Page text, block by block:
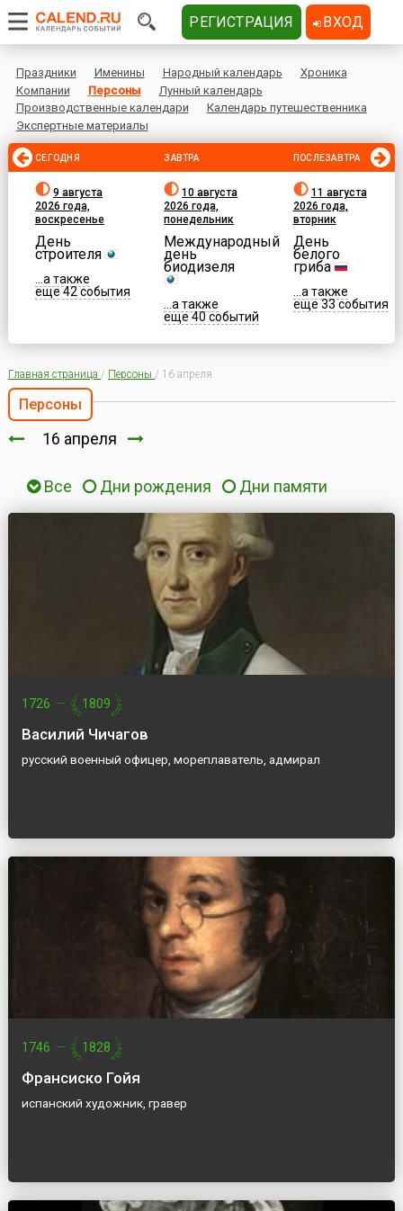
Праздники Именины Народный календарь
Хроника
Компании
Персоны
Лунный календарь
Производственные календари
Календарь путешественника
Экспертные материалы
СЕГОДНЯ
9 августа
2026 года,
воскресенье
День
строителя
...а также
еще 42 события
ЗАВТРА
10 августа
2026 года,
понедельник
Международный
день
биодизеля
...а также
еще 40 событий
ПОСЛЕЗАВТРА
11 августа
2026 года,
вторник
День
белого
гриба
...а также
еще 33 события
Главная страница / Персоны / 16 апреля
Персоны
16 апреля
Все Дни рождения Дни памяти
1726 — 1809
Василий Чичагов
русский военный офицер, мореплаватель, адмирал
1746 — 1828
Франсиско Гойя
испанский художник, гравер
РЕГИСТРАЦИЯ ВХОД